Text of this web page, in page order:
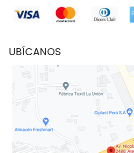
UBÍCANOS